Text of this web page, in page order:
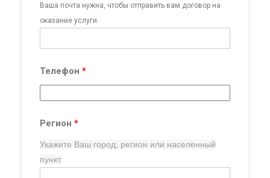
Ваша почта нужна, чтобы отправить вам договор на
оказание услуги.
Телефон *
Регион *
Укажите Ваш город, регион или населенный
пункт.